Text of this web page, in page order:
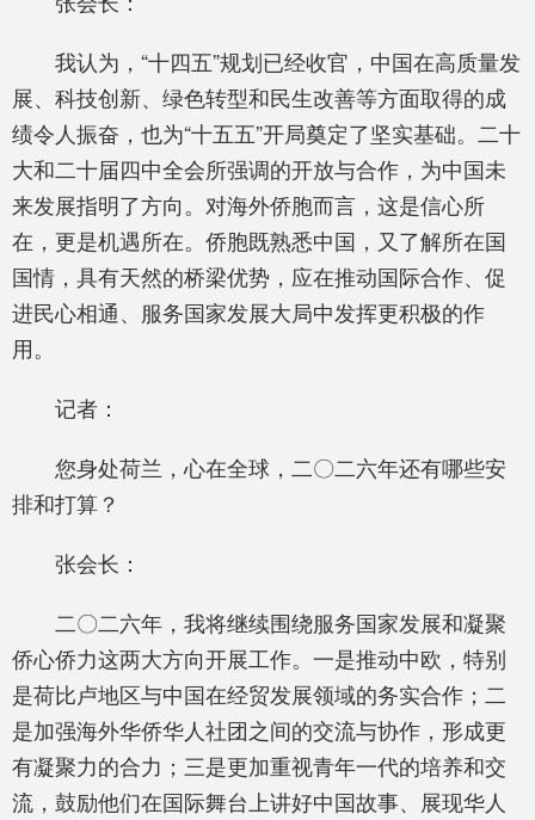
我认为，“十四五”规划已经收官，中国在高质量发
展、科技创新、绿色转型和民生改善等方面取得的成
绩令人振奋，也为“十五五”开局奠定了坚实基础。二十
大和二十届四中全会所强调的开放与合作，为中国未
来发展指明了方向。对海外侨胞而言，这是信心所
在，更是机遇所在。侨胞既熟悉中国，又了解所在国
国情，具有天然的桥梁优势，应在推动国际合作、促
进民心相通、服务国家发展大局中发挥更积极的作
用。
记者：
您身处荷兰，心在全球，二〇二六年还有哪些安
排和打算？
张会长：
二〇二六年，我将继续围绕服务国家发展和凝聚
侨心侨力这两大方向开展工作。一是推动中欧，特别
是荷比卢地区与中国在经贸发展领域的务实合作；二
是加强海外华侨华人社团之间的交流与协作，形成更
有凝聚力的合力；三是更加重视青年一代的培养和交
流，鼓励他们在国际舞台上讲好中国故事、展现华人